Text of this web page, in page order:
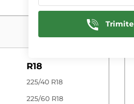
R18
225/40 R18
225/60 R18
Trimite